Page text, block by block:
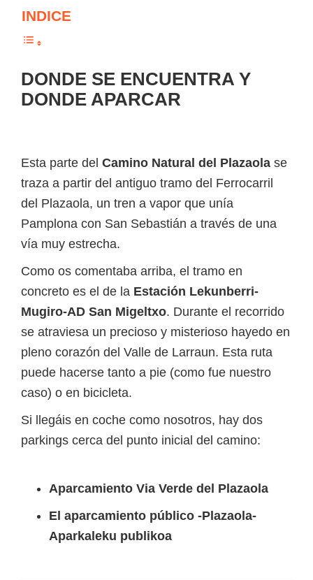
INDICE
DONDE SE ENCUENTRA Y
DONDE APARCAR
Esta parte del Camino Natural del Plazaola se
traza a partir del antiguo tramo del Ferrocarril
del Plazaola, un tren a vapor que unía
Pamplona con San Sebastián a través de una
vía muy estrecha.
Como os comentaba arriba, el tramo en
concreto es el de la Estación Lekunberri-
Mugiro-AD San Migeltxo. Durante el recorrido
se atraviesa un precioso y misterioso hayedo en
pleno corazón del Valle de Larraun. Esta ruta
puede hacerse tanto a pie (como fue nuestro
caso) o en bicicleta.
Si llegáis en coche como nosotros, hay dos
parkings cerca del punto inicial del camino:
Aparcamiento Via Verde del Plazaola
El aparcamiento público -Plazaola-
Aparkaleku publikoa